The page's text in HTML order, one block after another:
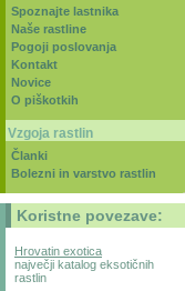
Spoznajte lastnika
Naše rastline
Pogoji poslovanja
Kontakt
Novice
O piškotkih
Vzgoja rastlin
Članki
Bolezni in varstvo rastlin
Koristne povezave:
Hrovatin exotica
največji katalog eksotičnih
rastlin